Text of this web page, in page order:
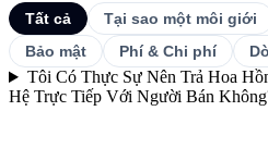
Tất cả Tại sao một môi giới
Bảo mật
Phí & Chi phí
Tôi Có Thực Sự Nên Trả Hoa
Hệ Trực Tiếp Với Người Bán